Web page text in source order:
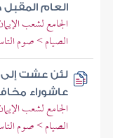
العام
الجامع لشعب
الصيام > صوم
لئن عشت
عاشوراء
الجامع لشعب
الصيام > صوم